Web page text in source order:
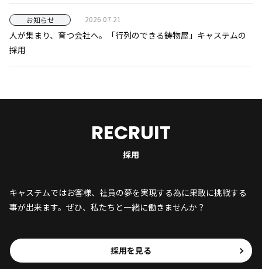
お知らせ 2026.07.21
人が集まり、育つ会社へ。「行列のできる鋳物屋」キャステムの
採用
RECRUIT
採用
キャステムではお客様、社員の夢を実現する為に果敢に挑戦する
事が出来ます。ぜひ、私たちと一緒に働きませんか？
採用を見る